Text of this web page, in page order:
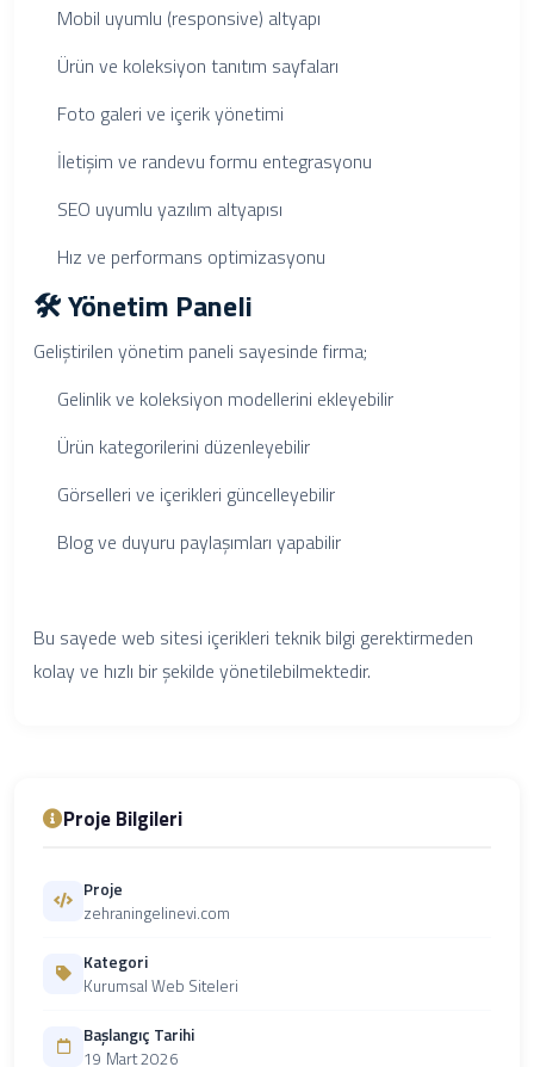
Mobil uyumlu (responsive) altyapı
Ürün ve koleksiyon tanıtım sayfaları
Foto galeri ve içerik yönetimi
İletişim ve randevu formu entegrasyonu
SEO uyumlu yazılım altyapısı
Hız ve performans optimizasyonu
🛠️ Yönetim Paneli
Geliştirilen yönetim paneli sayesinde firma;
Gelinlik ve koleksiyon modellerini ekleyebilir
Ürün kategorilerini düzenleyebilir
Görselleri ve içerikleri güncelleyebilir
Blog ve duyuru paylaşımları yapabilir
Bu sayede web sitesi içerikleri teknik bilgi gerektirmeden
kolay ve hızlı bir şekilde yönetilebilmektedir.
Proje Bilgileri
Proje
zehraningelinevi.com
Kategori
Kurumsal Web Siteleri
Başlangıç Tarihi
19 Mart 2026